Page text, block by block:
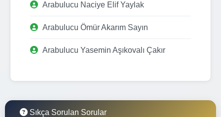
Arabulucu Naciye Elif Yaylak
Arabulucu Ömür Akarım Sayın
Arabulucu Yasemin Aşıkovalı Çakır
Sıkça Sorulan Sorular